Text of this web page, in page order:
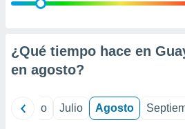
e
mediante
¿Qué tiempo hace en
en agosto?
Junio Julio Agosto